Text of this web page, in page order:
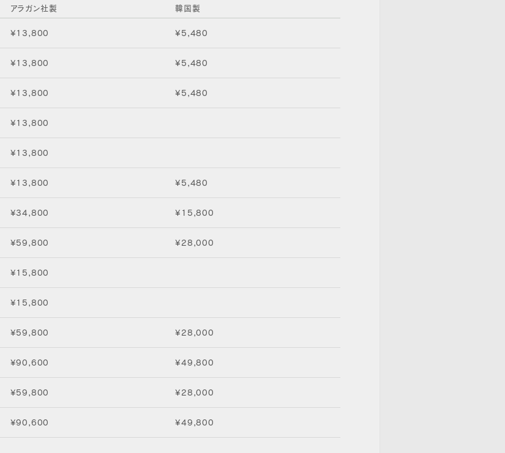
アラガン社製 韓国製
¥13,800 ¥5,480
¥13,800 ¥5,480
¥13,800 ¥5,480
¥13,800
¥13,800
¥13,800 ¥5,480
¥34,800 ¥15,800
¥59,800 ¥28,000
¥15,800
¥15,800
¥59,800 ¥28,000
¥90,600 ¥49,800
¥59,800 ¥28,000
¥90,600 ¥49,800